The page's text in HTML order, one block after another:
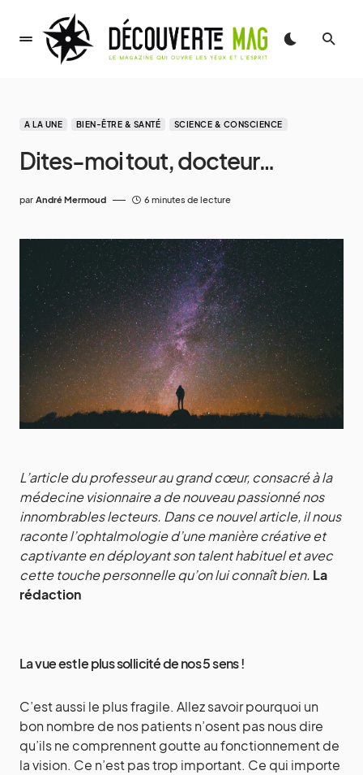
A LA UNE BIEN-ÊTRE & SANTÉ SCIENCE & CONSCIENCE
Dites-moi tout, docteur…
par André Mermoud 6 minutes de lecture
L’article du professeur au grand cœur, consacré à la
médecine visionnaire a de nouveau passionné nos
innombrables lecteurs. Dans ce nouvel article, il nous
raconte l’ophtalmologie d’une manière créative et
captivante en déployant son talent habituel et avec
cette touche personnelle qu’on lui connaît bien. La
rédaction
La vue est le plus sollicité de nos 5 sens !
C’est aussi le plus fragile. Allez savoir pourquoi un
bon nombre de nos patients n’osent pas nous dire
qu’ils ne comprennent goutte au fonctionnement de
la vision. Ce n’est pas trop important. Ce qui importe